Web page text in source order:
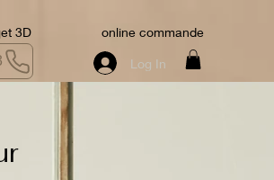
3D
online commande
Log In